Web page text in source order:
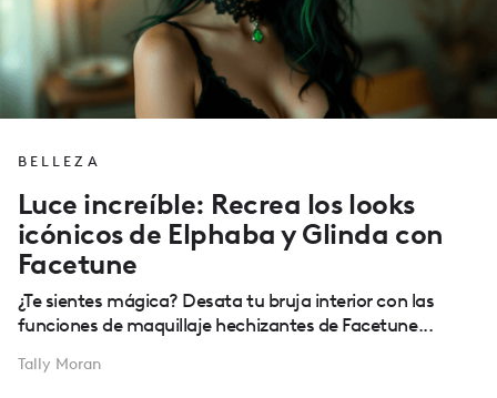
BELLEZA
Luce increíble: Recrea los looks
icónicos de Elphaba y Glinda con
Facetune
¿Te sientes mágica? Desata tu bruja interior con las
funciones de maquillaje hechizantes de Facetune...
Tally Moran